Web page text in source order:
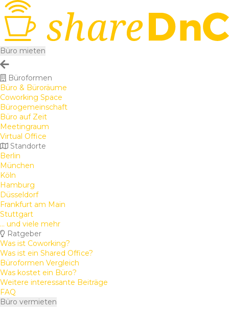
Büro mieten
Büroformen
Büro & Büroräume
Coworking Space
Bürogemeinschaft
Büro auf Zeit
Meetingraum
Virtual Office
Standorte
Berlin
München
Köln
Hamburg
Düsseldorf
Frankfurt am Main
Stuttgart
... und viele mehr
Ratgeber
Was ist Coworking?
Was ist ein Shared Office?
Büroformen Vergleich
Was kostet ein Büro?
Weitere interessante Beiträge
FAQ
Büro vermieten